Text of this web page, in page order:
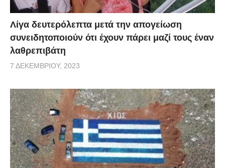
Λίγα δευτερόλεπτα μετά την απογείωση
συνειδητοποιούν ότι έχουν πάρει μαζί τους έναν
λαθρεπιβάτη
7 ΔΕΚΕΜΒΡΊΟΥ, 2023